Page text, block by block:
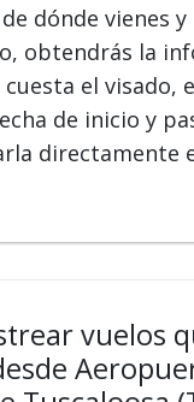
dónde vienes y
obtendrás la
el visado,
de inicio y
directamente
vuelos